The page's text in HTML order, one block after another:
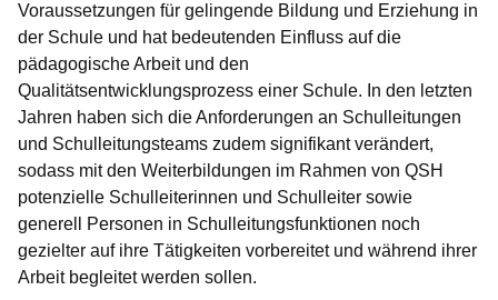
Voraussetzungen für gelingende Bildung und Erziehung in
der Schule und hat bedeutenden Einfluss auf die
pädagogische Arbeit und den
Qualitätsentwicklungsprozess einer Schule. In den letzten
Jahren haben sich die Anforderungen an Schulleitungen
und Schulleitungsteams zudem signifikant verändert,
sodass mit den Weiterbildungen im Rahmen von QSH
potenzielle Schulleiterinnen und Schulleiter sowie
generell Personen in Schulleitungsfunktionen noch
gezielter auf ihre Tätigkeiten vorbereitet und während ihrer
Arbeit begleitet werden sollen.